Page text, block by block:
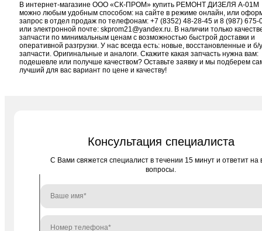
В интернет-магазине ООО «СК-ПРОМ» купить РЕМОНТ ДИЗЕЛЯ А-01М
можно любым удобным способом: на сайте в режиме онлайн, или
запрос в отдел продаж по телефонам: +7 (8352) 48-28-45и 8 (987) 675-
или электронной почте: skprom21@yandex.ru. В наличии только
запчасти по минимальным ценам с возможностью быстрой доставки и
оперативной разгрузки. У нас всегда есть: новые, восстановленные и б/у
запчасти. Оригинальные и аналоги. Скажите какая запчасть нужна вам:
подешевле или получше качеством? Оставьте заявку и мы подберем
лучший для вас вариант по цене и качеству!
Консультация специалиста
C Вами свяжется специалист в течении 15 минут и ответит на
вопросы.